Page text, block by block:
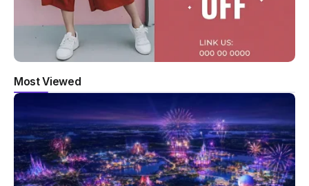
Most Viewed